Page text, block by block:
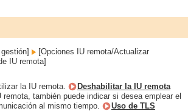
[Opciones IU remota/Actualizar
IU remota]
la IU remota.
Deshabilitar la IU remota
también puede indicar si desea emplear el
al mismo tiempo.
Uso de TLS